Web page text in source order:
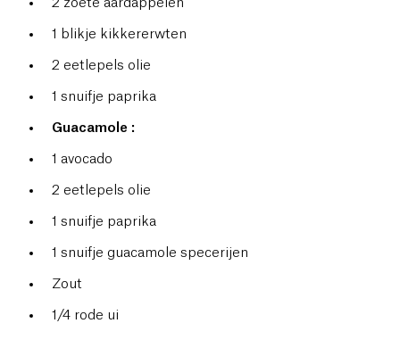
2 zoete aardappelen
1 blikje kikkererwten
2 eetlepels olie
1 snuifje paprika
Guacamole :
1 avocado
2 eetlepels olie
1 snuifje paprika
1 snuifje guacamole specerijen
Zout
1/4 rode ui